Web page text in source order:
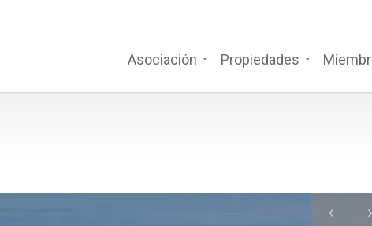
Asociación Propiedades